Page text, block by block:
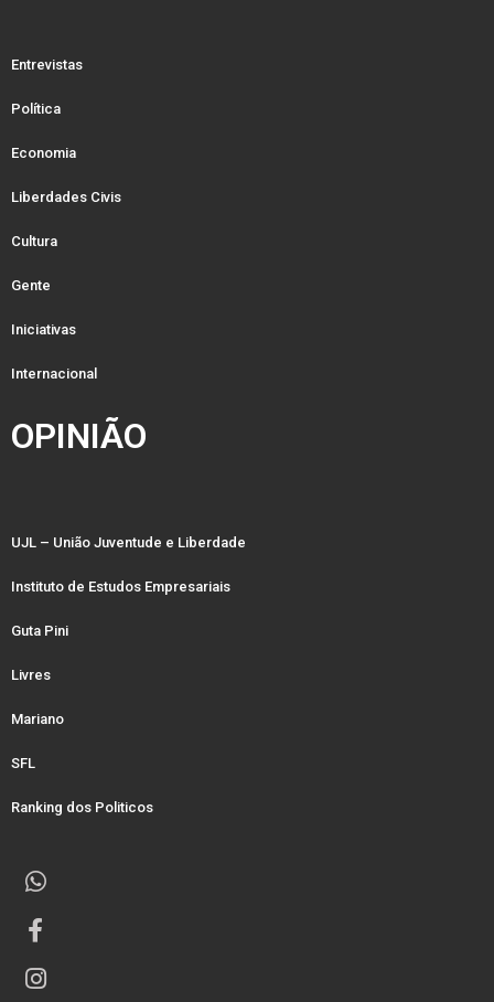
Entrevistas
Política
Economia
Liberdades Civis
Cultura
Gente
Iniciativas
Internacional
OPINIÃO
UJL – União Juventude e Liberdade
Instituto de Estudos Empresariais
Guta Pini
Livres
Mariano
SFL
Ranking dos Politicos